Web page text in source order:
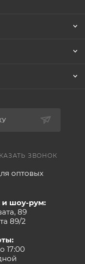
ЗВОНОК
оптовых
и шоу-рум:
89
89/2
17:00